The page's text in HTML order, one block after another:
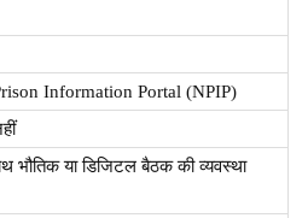
Information Portal (NPIP)
भौतिक या डिजिटल बैठक की व्यवस्था